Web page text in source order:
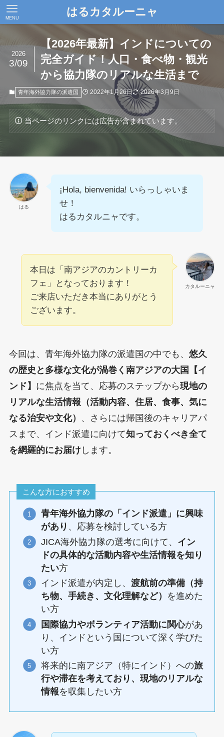
はるカタルーニャ
MENU
【2026年最新】インドについての
完全ガイド！人口・食べ物・観光
から協力隊のリアルな生活まで
2026
3/09
青年海外協力隊の派遣国 2022年1月26日 2026年3月9日
当ページのリンクには広告が含まれています。
はる
¡Hola, bienvenida! いらっしゃいま
せ！
はるカタルニャです。
カタルーニャ
本日は「南アジアのカントリーカ
フェ」となっております！
ご来店いただき本当にありがとう
ございます。
今回は、青年海外協力隊の派遣国の中でも、 悠久
の歴史と多様な文化が渦巻く南アジアの大国【イ
ンド】 に焦点を当て、応募のステップから現地の
リアルな生活情報（活動内容、住居、食事、気に
なる治安や文化）
、さらには帰国後のキャリアパ
スまで、インド派遣に向けて知っておくべき全て
を網羅的にお届けします。
こんな方におすすめ
青年海外協力隊の「インド派遣」に興味
があり 、応募を検討している方
JICA海外協力隊の選考に向けて、 イン
ドの具体的な活動内容や生活情報を知り
たい方
インド派遣が内定し、 渡航前の準備（持
ち物、手続き、文化理解など）
を進めた
い方
国際協力やボランティア活動に関心があ
り、インドという国について深く学びた
い方
将来的に南アジア（特にインド）への旅
行や滞在を考えており、現地のリアルな
情報を収集したい方